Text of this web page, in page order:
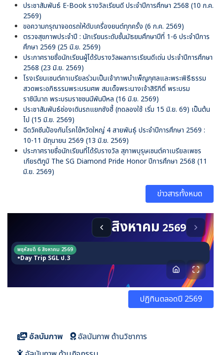
ประชาสัมพันธ์ E-Book รางวัลเรียนดี ประจำปีการศึกษา 2568 (10 ก.ค.
2569)
ขอความกรุณาจอดรถให้ดับเครื่องยนต์ทุกครั้ง (6 ก.ค. 2569)
ตรวจสุขภาพประจำปี : นักเรียนระดับชั้นมัธยมศึกษาปีที่ 1-6 ประจำปีการ
ศึกษา 2569 (25 มิ.ย. 2569)
ประกาศรายชื่อนักเรียนผู้ได้รับรางวัลผลการเรียนดีเด่น ประจำปีการศึกษา
2568 (23 มิ.ย. 2569)
โรงเรียนเซนต์คาเบรียลร่วมเป็นเจ้าภาพบำเพ็ญกุศลและพระพิธีธรรม
สวดพระอภิธรรมพระบรมศพ สมเด็จพระนางเจ้าสิริกิติ์ พระบรม
ราชินีนาถ พระบรมราชชนนีพันปีหล (16 มิ.ย. 2569)
ประชาสัมพันธ์ช่องเดินรถแยกซังฮี้ (ทดลองใช้ เริ่ม 15 มิ.ย. 69) เป็นต้น
ไป (15 มิ.ย. 2569)
ฉีดวัคซีนป้องกันโรคไข้หวัดใหญ่ 4 สายพันธุ์ ประจำปีการศึกษา 2569 :
10-11 มิถุนายน 2569 (13 มิ.ย. 2569)
ประกาศรายชื่อนักเรียนที่ได้รับรางวัล สุภาพบุรุษเซนต์คาเบรียลเพชร
เกียรติภูมิ The SG Diamond Pride Honor ปีการศึกษา 2568 (11
มิ.ย. 2569)
ข่าวสารทั้งหมด
ปฏิทินตลอดปี 2569
อัลบัมภาพ
อัลบัมภาพ ด้านวิชาการ